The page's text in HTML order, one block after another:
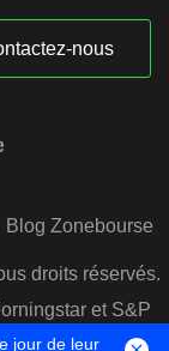
nous
Blog Zonebourse
droits réservés.
et S&P
jour de leur